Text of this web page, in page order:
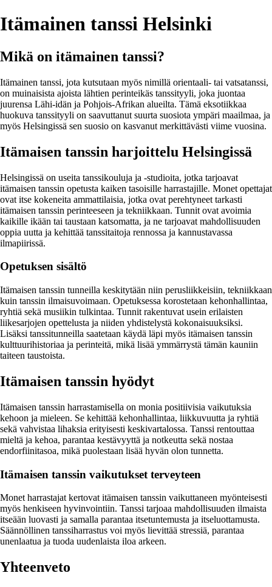
Itämainen tanssi Helsinki
Mikä on itämainen tanssi?
Itämainen tanssi, jota kutsutaan myös nimillä orientaali- tai vatsatanssi,
on muinaisista ajoista lähtien perinteikäs tanssityyli, joka juontaa
juurensa Lähi-idän ja Pohjois-Afrikan alueilta. Tämä eksotiikkaa
huokuva tanssityyli on saavuttanut suurta suosiota ympäri maailmaa, ja
myös Helsingissä sen suosio on kasvanut merkittävästi viime vuosina.
Itämaisen tanssin harjoittelu Helsingissä
Helsingissä on useita tanssikouluja ja -studioita, jotka tarjoavat
itämaisen tanssin opetusta kaiken tasoisille harrastajille. Monet opettajat
ovat itse kokeneita ammattilaisia, jotka ovat perehtyneet tarkasti
itämaisen tanssin perinteeseen ja tekniikkaan. Tunnit ovat avoimia
kaikille ikään tai taustaan katsomatta, ja ne tarjoavat mahdollisuuden
oppia uutta ja kehittää tanssitaitoja rennossa ja kannustavassa
ilmapiirissä.
Opetuksen sisältö
Itämaisen tanssin tunneilla keskitytään niin perusliikkeisiin, tekniikkaan
kuin tanssin ilmaisuvoimaan. Opetuksessa korostetaan kehonhallintaa,
ryhtiä sekä musiikin tulkintaa. Tunnit rakentuvat usein erilaisten
liikesarjojen opettelusta ja niiden yhdistelystä kokonaisuuksiksi.
Lisäksi tanssitunneilla saatetaan käydä läpi myös itämaisen tanssin
kulttuurihistoriaa ja perinteitä, mikä lisää ymmärrystä tämän kauniin
taiteen taustoista.
Itämaisen tanssin hyödyt
Itämaisen tanssin harrastamisella on monia positiivisia vaikutuksia
kehoon ja mieleen. Se kehittää kehonhallintaa, liikkuvuutta ja ryhtiä
sekä vahvistaa lihaksia erityisesti keskivartalossa. Tanssi rentouttaa
mieltä ja kehoa, parantaa kestävyyttä ja notkeutta sekä nostaa
endorfiinitasoa, mikä puolestaan lisää hyvän olon tunnetta.
Itämaisen tanssin vaikutukset terveyteen
Monet harrastajat kertovat itämaisen tanssin vaikuttaneen myönteisesti
myös henkiseen hyvinvointiin. Tanssi tarjoaa mahdollisuuden ilmaista
itseään luovasti ja samalla parantaa itsetuntemusta ja itseluottamusta.
Säännöllinen tanssiharrastus voi myös lievittää stressiä, parantaa
unenlaatua ja tuoda uudenlaista iloa arkeen.
Yhteenveto